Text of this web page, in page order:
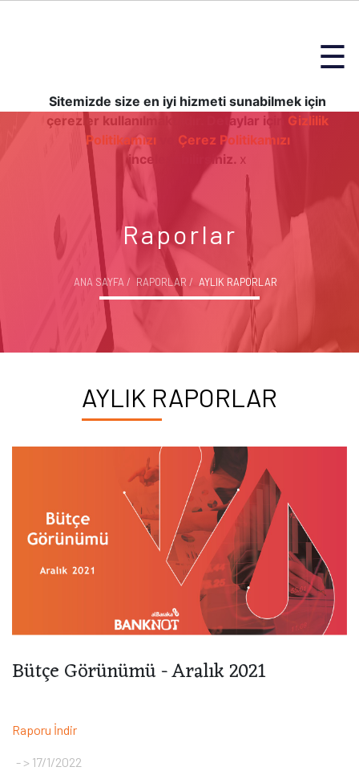
☰
Sitemizde size en iyi hizmeti sunabilmek için
çerezler kullanılmaktadır. Detaylar için Gizlilik
Politikamızı
Çerez Politikamızı
inceleyebilirsiniz. x
Raporlar
ANA SAYFA RAPORLAR AYLIK RAPORLAR
AYLIK RAPORLAR
Bütçe Görünümü - Aralık 2021
Raporu İndir
> 17/1/2022